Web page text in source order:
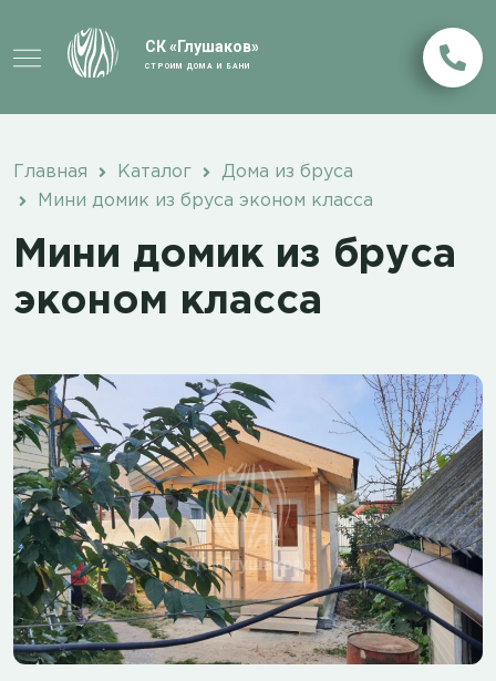
СК «Глушаков»
СТРОИМ ДОМА И БАНИ
Главная Каталог
Дома из бруса
Мини домик из бруса эконом класса
Мини домик из бруса
эконом класса